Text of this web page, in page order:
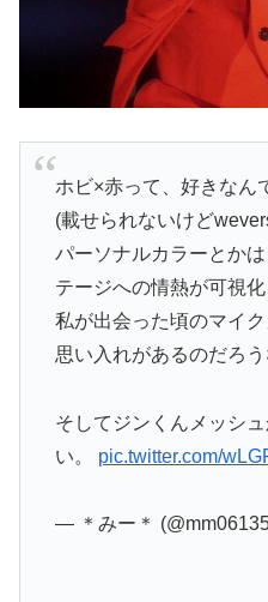
ホビ×赤って、好きなん
(載せられないけど
パーソナルカラーとか
テージへの情熱が可視
私が出会った頃のマイ
思い入れがあるのだろう
そしてジンくんメッシ
い。 pic.twitter.com/
— ＊みー＊